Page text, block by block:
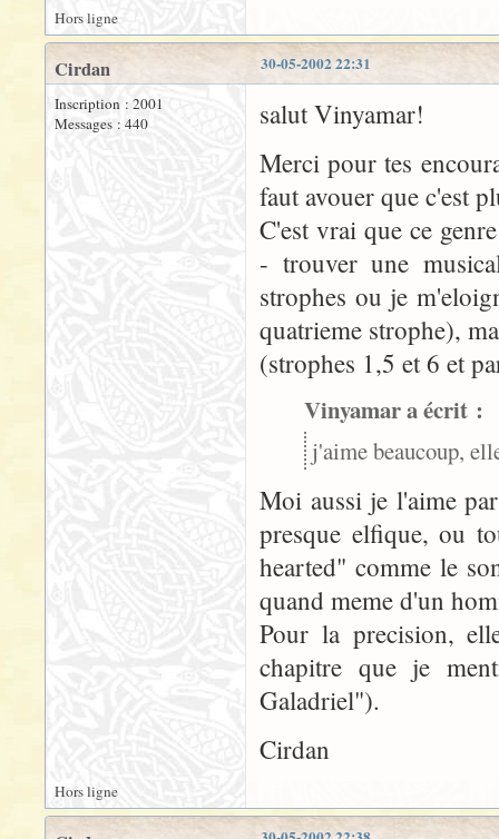
Hors ligne
30-05-2002 22:31
Cirdan
Inscription : 2001
Messages : 440
salut Vinyamar!
Merci pour tes
faut avouer que c'est
C'est vrai que ce
- trouver une
strophes ou je
quatrieme strophe),
(strophes 1,5 et 6 et
Vinyamar a écrit :
j'aime beaucoup,
Moi aussi je l'aime
presque elfique, ou
hearted" comme le
quand meme d'un
Pour la precision,
chapitre que je
Galadriel").
Cirdan
Hors ligne